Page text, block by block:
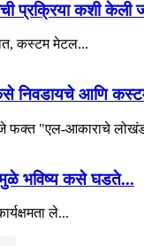
प्रक्रिया कशी केली
कस्टम मेटल...
निवडायचे आणि
फक्त "एल-आकाराचे
भविष्य कसे घडते...
ले...